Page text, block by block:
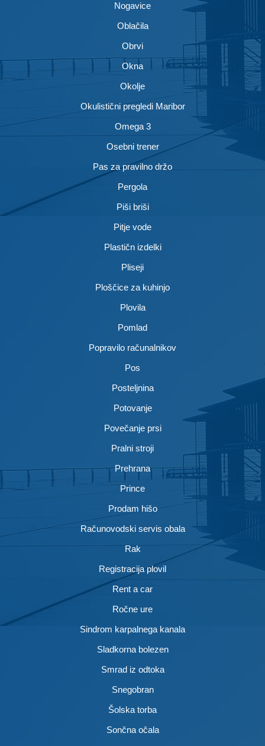
Nogavice
Oblačila
Obrvi
Okna
Okolje
Okulistični pregledi Maribor
Omega 3
Osebni trener
Pas za pravilno držo
Pergola
Piši briši
Pitje vode
Plastičn izdelki
Pliseji
Ploščice za kuhinjo
Plovila
Pomlad
Popravilo računalnikov
Pos
Posteljnina
Potovanje
Povečanje prsi
Pralni stroji
Prehrana
Prince
Prodam hišo
Računovodski servis obala
Rak
Registracija plovil
Rent a car
Ročne ure
Sindrom karpalnega kanala
Sladkorna bolezen
Smrad iz odtoka
Snegobran
Šolska torba
Sončna očala